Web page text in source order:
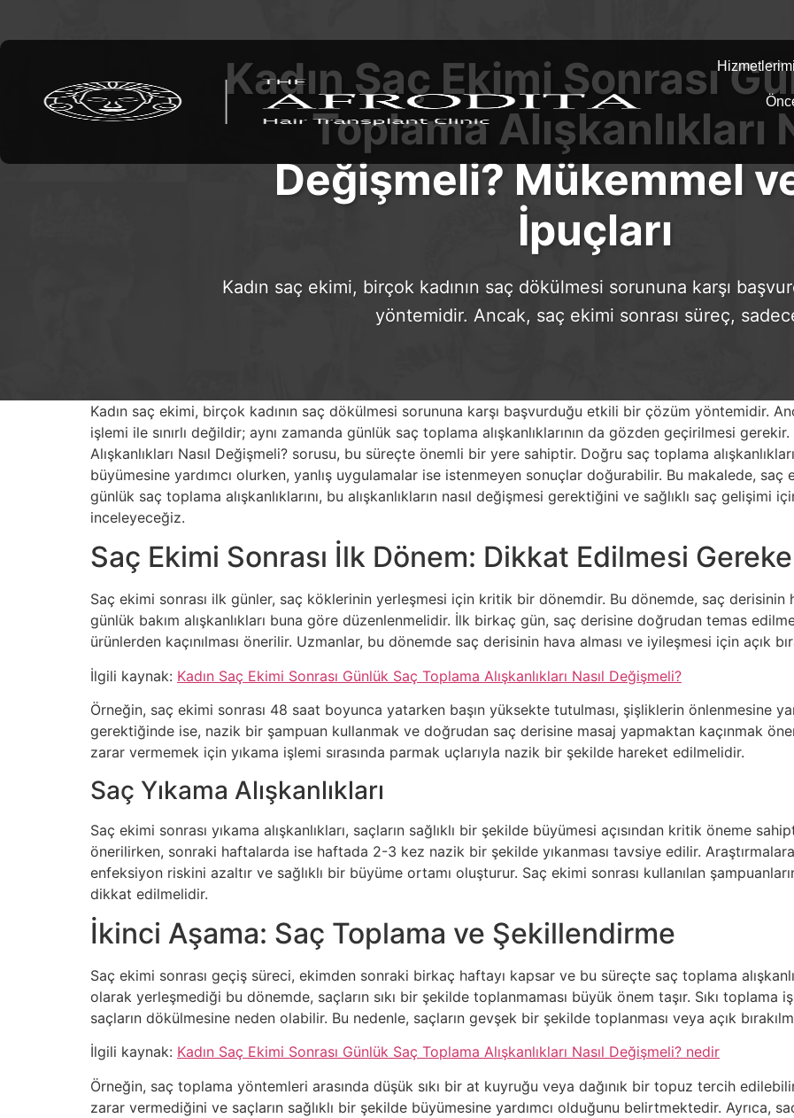
Kadın Saç Ekimi Sonrası
Toplama Alışkanlıkları
Değişmeli? Mükemmel
İpuçları
Kadın saç ekimi, birçok kadının saç dökülmesi sorununa karşı
yöntemidir. Ancak, saç ekimi sonrası süreç,
Kadın saç ekimi, birçok kadının saç dökülmesi sorununa karşı başvurduğu etkili bir çözüm yöntemidir.
işlemi ile sınırlı değildir; aynı zamanda günlük saç toplama alışkanlıklarının da gözden geçirilmesi
Alışkanlıkları Nasıl Değişmeli? sorusu, bu süreçte önemli bir yere sahiptir. Doğru saç toplama
büyümesine yardımcı olurken, yanlış uygulamalar ise istenmeyen sonuçlar doğurabilir. Bu makalede, saç
günlük saç toplama alışkanlıklarını, bu alışkanlıkların nasıl değişmesi gerektiğini ve sağlıklı saç
inceleyeceğiz.
Saç Ekimi Sonrası İlk Dönem: Dikkat Edilmesi
Saç ekimi sonrası ilk günler, saç köklerinin yerleşmesi için kritik bir dönemdir. Bu dönemde, saç derisinin
günlük bakım alışkanlıkları buna göre düzenlenmelidir. İlk birkaç gün, saç derisine doğrudan temas
ürünlerden kaçınılması önerilir. Uzmanlar, bu dönemde saç derisinin hava alması ve iyileşmesi için açık
İlgili kaynak: Kadın Saç Ekimi Sonrası Günlük Saç Toplama Alışkanlıkları Nasıl Değişmeli?
Örneğin, saç ekimi sonrası 48 saat boyunca yatarken başın yüksekte tutulması, şişliklerin önlenmesine
gerektiğinde ise, nazik bir şampuan kullanmak ve doğrudan saç derisine masaj yapmaktan kaçınmak
zarar vermemek için yıkama işlemi sırasında parmak uçlarıyla nazik bir şekilde hareket edilmelidir.
Saç Yıkama Alışkanlıkları
Saç ekimi sonrası yıkama alışkanlıkları, saçların sağlıklı bir şekilde büyümesi açısından kritik öneme
önerilirken, sonraki haftalarda ise haftada 2-3 kez nazik bir şekilde yıkanması tavsiye edilir.
enfeksiyon riskini azaltır ve sağlıklı bir büyüme ortamı oluşturur. Saç ekimi sonrası kullanılan
dikkat edilmelidir.
İkinci Aşama: Saç Toplama ve Şekillendirme
Saç ekimi sonrası geçiş süreci, ekimden sonraki birkaç haftayı kapsar ve bu süreçte saç toplama
olarak yerleşmediği bu dönemde, saçların sıkı bir şekilde toplanmaması büyük önem taşır. Sıkı
saçların dökülmesine neden olabilir. Bu nedenle, saçların gevşek bir şekilde toplanması veya açık
İlgili kaynak: Kadın Saç Ekimi Sonrası Günlük Saç Toplama Alışkanlıkları Nasıl Değişmeli? nedir
Örneğin, saç toplama yöntemleri arasında düşük sıkı bir at kuyruğu veya dağınık bir topuz tercih
zarar vermediğini ve saçların sağlıklı bir şekilde büyümesine yardımcı olduğunu belirtmektedir. Ayrıca,